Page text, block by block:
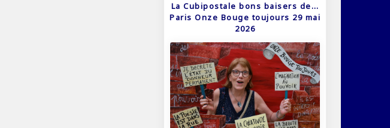
La Cubipostale bons baisers de…
Paris Onze Bouge toujours 29 mai
2026